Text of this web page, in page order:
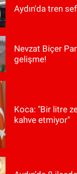
Aydın'da tren
Nevzat Biçer
gelişme!
Koca: "Bir litre
kahve etmiyor"